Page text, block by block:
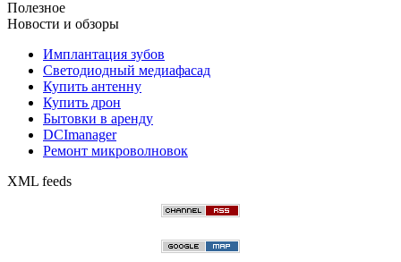
Полезное
Новости и обзоры
Имплантация зубов
Светодиодный медиафасад
Купить антенну
Купить дрон
Бытовки в аренду
DCImanager
Ремонт микроволновок
XML feeds